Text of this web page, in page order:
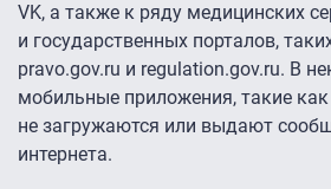
VK, а также к ряду медицинских
и государственных порталов,
pravo.gov.ru и regulation.gov.ru. В
мобильные приложения, такие
не загружаются или выдают
интернета.